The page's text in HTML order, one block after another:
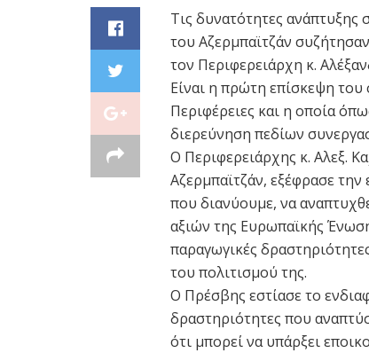
Τις δυνατότητες ανάπτυξης
του Αζερμπαϊτζάν
τον Περιφερειάρχη κ.
Είναι η πρώτη επίσκεψη του
Περιφέρειες και η οποία
διερεύνηση πεδίων
Ο Περιφερειάρχης κ. Αλεξ.
Αζερμπαϊτζάν, εξέφρασε
που διανύουμε, να
αξιών της Ευρωπαϊκής
παραγωγικές
του πολιτισμού της.
Ο Πρέσβης εστίασε το
δραστηριότητες που
ότι μπορεί να υπάρξει